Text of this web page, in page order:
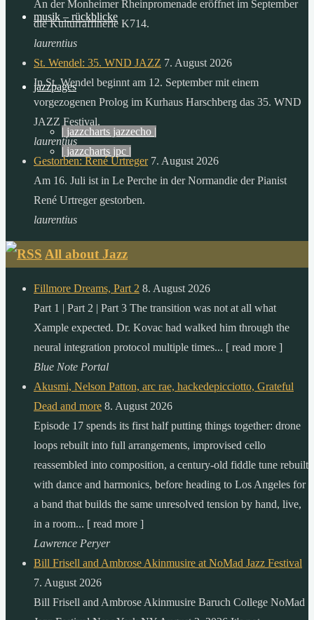
sonne,
menschheit
ganzen
verbraucht.
gerhard
knie
musik – rückblicke
jazzpages
| jazzcharts jazzecho |
| jazzcharts jpc |
An der Monheimer Rheinpromenade eröffnet im September
die Kulturraffinerie K714.
laurentius
St. Wendel: 35. WND JAZZ 7. August 2026
In St. Wendel beginnt am 12. September mit einem
vorgezogenen Prolog im Kurhaus Harschberg das 35. WND
JAZZ Festival.
laurentius
Gestorben: René Urtreger 7. August 2026
Am 16. Juli ist in Le Perche in der Normandie der Pianist
René Urtreger gestorben.
laurentius
All about Jazz
Fillmore Dreams, Part 2 8. August 2026
Part 1 | Part 2 | Part 3 The transition was not at all what
Xample expected. Dr. Kovac had walked him through the
neural integration protocol multiple times... [ read more ]
Blue Note Portal
Akusmi, Nelson Patton, arc rae, hackedepicciotto, Grateful
Dead and more 8. August 2026
Episode 17 spends its first half putting things together: drone
loops rebuilt into full arrangements, improvised cello
reassembled into composition, a century-old fiddle tune rebuilt
with dance and harmonics, before heading to Los Angeles for
a band that builds the same unresolved tension by hand, live,
in a room... [ read more ]
Lawrence Peryer
Bill Frisell and Ambrose Akinmusire at NoMad Jazz Festival
7. August 2026
Bill Frisell and Ambrose Akinmusire Baruch College NoMad